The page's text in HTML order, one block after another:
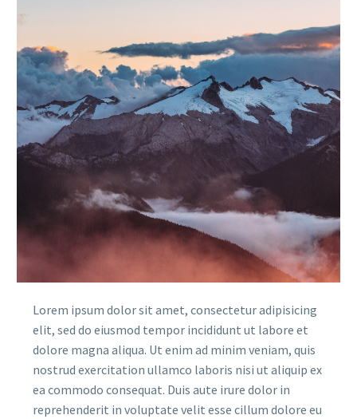
Lorem ipsum dolor sit amet, consectetur adipisicing
elit, sed do eiusmod tempor incididunt ut labore et
dolore magna aliqua. Ut enim ad minim veniam, quis
nostrud exercitation ullamco laboris nisi ut aliquip ex
ea commodo consequat. Duis aute irure dolor in
reprehenderit in voluptate velit esse cillum dolore eu